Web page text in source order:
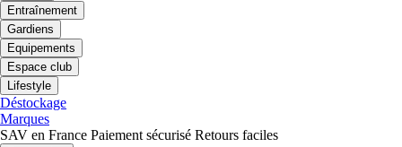
Entraînement
Gardiens
Equipements
Espace club
Lifestyle
Déstockage
Marques
SAV en France Paiement sécurisé Retours faciles